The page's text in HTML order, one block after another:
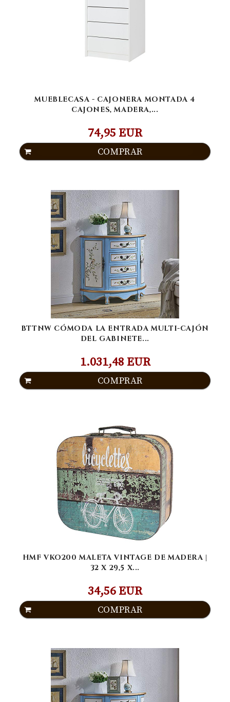
MUEBLECASA - CAJONERA MONTADA 4
CAJONES, MADERA,...
74,95 EUR
COMPRAR
BTTNW CÓMODA LA ENTRADA MULTI-CAJÓN
DEL GABINETE...
1.031,48 EUR
COMPRAR
HMF VKO200 MALETA VINTAGE DE MADERA |
32 X 29,5 X...
34,56 EUR
COMPRAR